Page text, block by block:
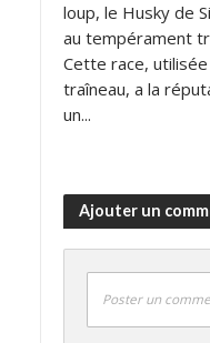
loup, le Husky de
au tempérament
Cette race, utilisée
traîneau, a la
un...
Ajouter un
Poster un